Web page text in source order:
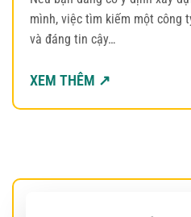
mình, việc tìm kiếm một công
và đáng tin cậy…
XEM THÊM ↗